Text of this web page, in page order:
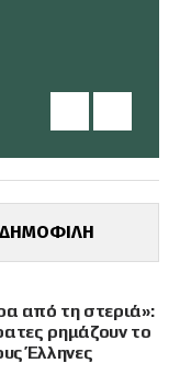
ΔΗΜΟΦΙΛΗ
από τη στεριά»:
ρημάζουν το
Έλληνες